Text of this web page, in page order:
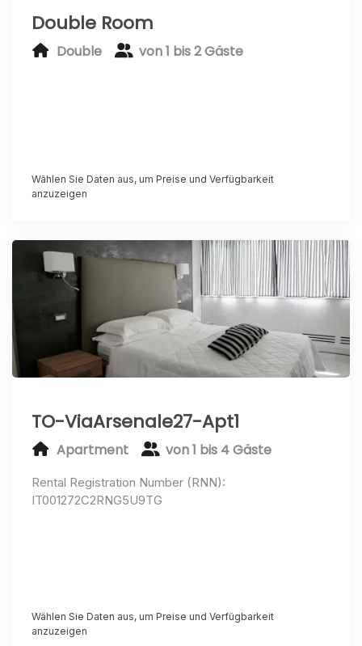
Double Room
Double von 1 bis 2 Gäste
Wählen Sie Daten aus, um Preise und Verfügbarkeit
anzuzeigen
TO-ViaArsenale27-Apt1
Apartment von 1 bis 4 Gäste
Rental Registration Number (RNN):
IT001272C2RNG5U9TG
Wählen Sie Daten aus, um Preise und Verfügbarkeit
anzuzeigen